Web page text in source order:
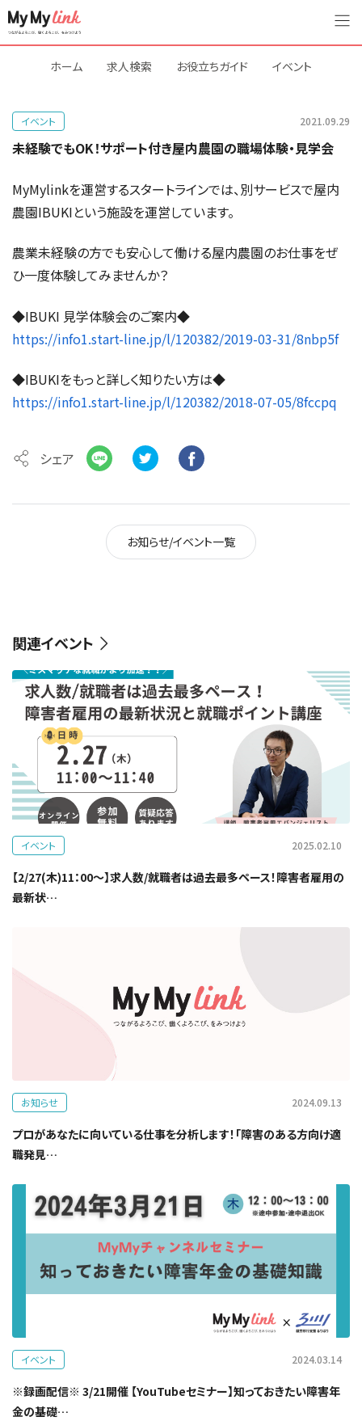
ホーム 求人検索 お役立ちガイド イベント
イベント 2021.09.29
未経験でもOK！サポート付き屋内農園の職場体験・見学会
MyMylinkを運営するスタートラインでは、別サービスで屋内
農園IBUKIという施設を運営しています。
農業未経験の方でも安心して働ける屋内農園のお仕事をぜ
ひ一度体験してみませんか？
◆IBUKI 見学体験会のご案内◆
https://info1.start-line.jp/l/120382/2019-03-31/8nbp5f
◆IBUKIをもっと詳しく知りたい方は◆
https://info1.start-line.jp/l/120382/2018-07-05/8fccpq
シェア
お知らせ/イベント一覧
関連イベント
イベント 2025.02.10
【2/27(木)11：00～】求人数/就職者は過去最多ペース！障害者雇用の
最新状…
お知らせ 2024.09.13
プロがあなたに向いている仕事を分析します！「障害のある方向け適
職発見…
イベント 2024.03.14
※録画配信※ 3/21開催 【YouTubeセミナー】知っておきたい障害年
金の基礎…